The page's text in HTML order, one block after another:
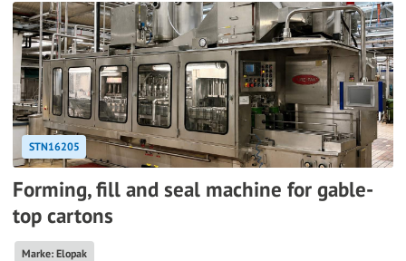
STN16205
Forming, fill and seal machine for gable-
top cartons
Marke: Elopak